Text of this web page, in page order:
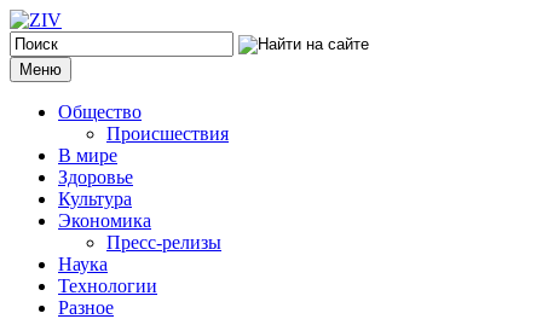
Меню
Общество
Происшествия
В мире
Здоровье
Культура
Экономика
Пресс-релизы
Наука
Технологии
Разное